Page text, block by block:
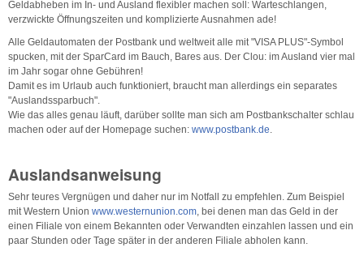
Geldabheben im In- und Ausland flexibler machen soll: Warteschlangen,
verzwickte Öffnungszeiten und komplizierte Ausnahmen ade!
Alle Geldautomaten der Postbank und weltweit alle mit "VISA PLUS"-Symbol
spucken, mit der SparCard im Bauch, Bares aus. Der Clou: im Ausland vier mal
im Jahr sogar ohne Gebühren!
Damit es im Urlaub auch funktioniert, braucht man allerdings ein separates
"Auslandssparbuch".
Wie das alles genau läuft, darüber sollte man sich am Postbankschalter schlau
machen oder auf der Homepage suchen: www.postbank.de.
Auslandsanweisung
Sehr teures Vergnügen und daher nur im Notfall zu empfehlen. Zum Beispiel
mit Western Union www.westernunion.com, bei denen man das Geld in der
einen Filiale von einem Bekannten oder Verwandten einzahlen lassen und ein
paar Stunden oder Tage später in der anderen Filiale abholen kann.